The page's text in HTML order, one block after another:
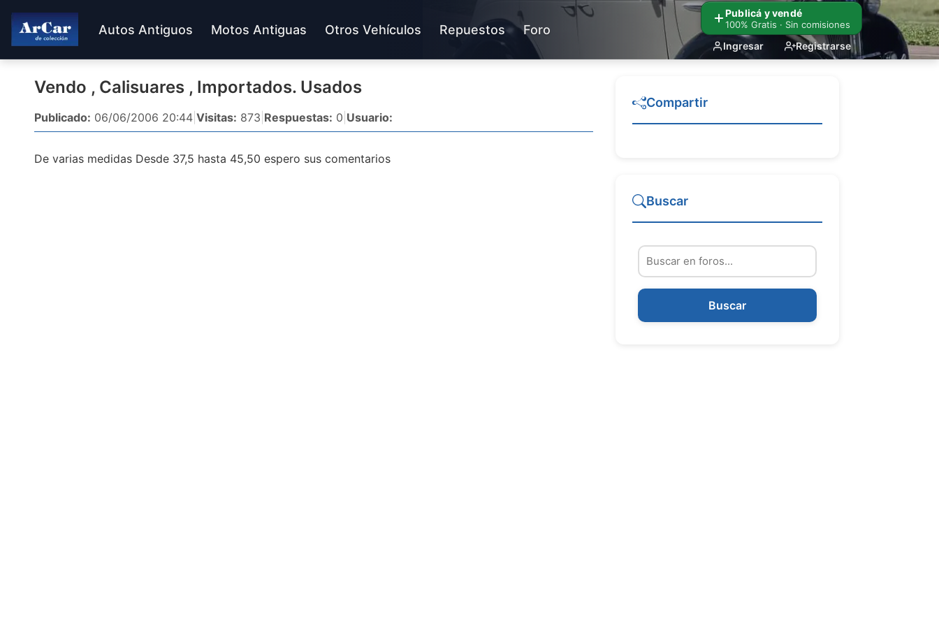
Publicá y vendé
100% Gratis · Sin comisiones
Ingresar Registrarse
Autos Antiguos Motos Antiguas Otros Vehículos Repuestos Foro
Vendo , Calisuares , Importados. Usados
Publicado: 06/06/2006 20:44 Visitas: 873 Respuestas: 0 Usuario:
De varias medidas Desde 37,5 hasta 45,50 espero sus comentarios
Compartir
Buscar
Buscar